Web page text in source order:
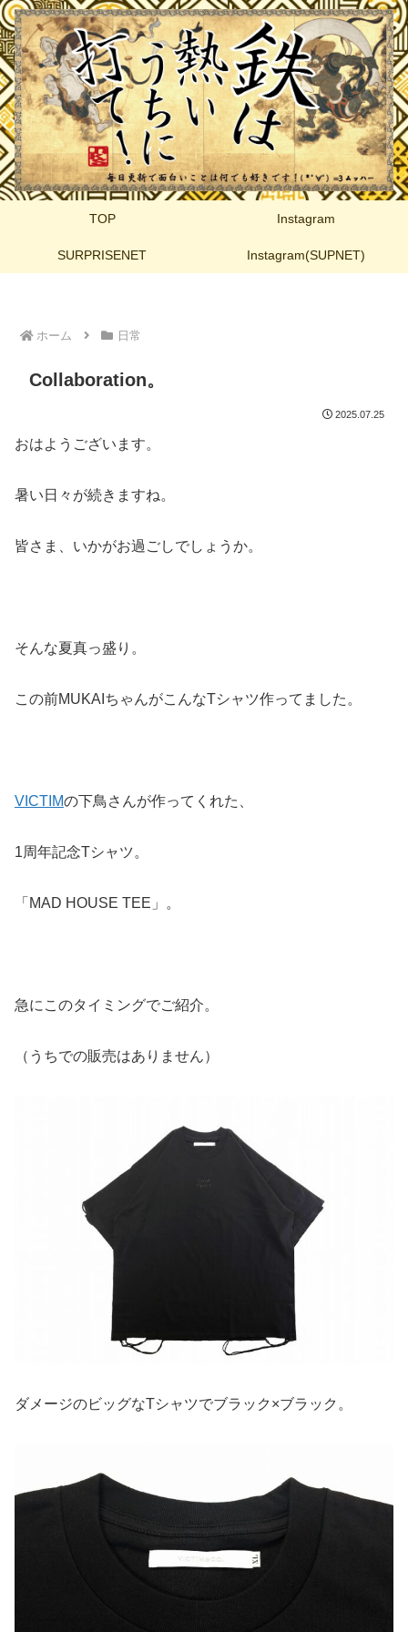
TOP Instagram
SURPRISENET Instagram(SUPNET)
ホーム 日常
Collaboration。
2025.07.25
おはようございます。
暑い日々が続きますね。
皆さま、いかがお過ごしでしょうか。
そんな夏真っ盛り。
この前MUKAIちゃんがこんなTシャツ作ってました。
VICTIMの下鳥さんが作ってくれた、
1周年記念Tシャツ。
「MAD HOUSE TEE」。
急にこのタイミングでご紹介。
（うちでの販売はありません）
ダメージのビッグなTシャツでブラック×ブラック。